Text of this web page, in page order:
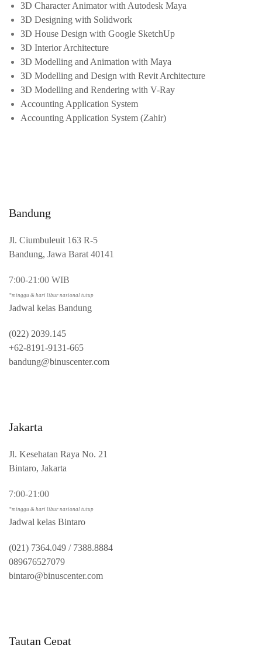
3D Character Animator with Autodesk Maya
3D Designing with Solidwork
3D House Design with Google SketchUp
3D Interior Architecture
3D Modelling and Animation with Maya
3D Modelling and Design with Revit Architecture
3D Modelling and Rendering with V-Ray
Accounting Application System
Accounting Application System (Zahir)
Bandung
Jl. Ciumbuleuit 163 R-5
Bandung, Jawa Barat 40141
7:00-21:00 WIB
*minggu & hari libur nasional tutup
Jadwal kelas Bandung
(022) 2039.145
+62-8191-9131-665
bandung@binuscenter.com
Jakarta
Jl. Kesehatan Raya No. 21
Bintaro, Jakarta
7:00-21:00
*minggu & hari libur nasional tutup
Jadwal kelas Bintaro
(021) 7364.049 / 7388.8884
089676527079
bintaro@binuscenter.com
Tautan Cepat